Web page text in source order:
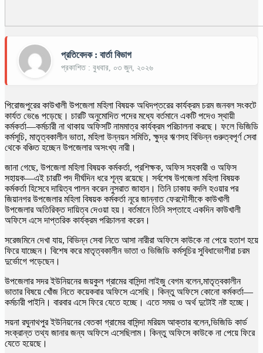
প্রতিবেদক : বার্তা বিভাগ
প্রকাশিত : বুধবার, ০৩ জুন, ২০২৬
পিরোজপুরের কাউখালী উপজেলা মহিলা বিষয়ক অধিদপ্তরের কার্যক্রম চরম জনবল সংকটে
কার্যত ভেঙে পড়েছে। চারটি অনুমোদিত পদের মধ্যে বর্তমানে একটি পদেও স্থায়ী
কর্মকর্তা—কর্মচারী না থাকায় অফিসটি নামমাত্র কার্যক্রম পরিচালনা করছে। ফলে ভিজিডি
কর্মসূচি, মাতৃত্বকালীন ভাতা, মহিলা উন্নয়ন সমিতি, ক্ষুদ্র ঋণসহ বিভিন্ন গুরুত্বপূর্ণ সেবা
থেকে বঞ্চিত হচ্ছেন উপজেলার অসংখ্য নারী।
জানা গেছে, উপজেলা মহিলা বিষয়ক কর্মকর্তা, প্রশিক্ষক, অফিস সহকারী ও অফিস
সহায়ক—এই চারটি পদ দীর্ঘদিন ধরে শূন্য রয়েছে। সর্বশেষ উপজেলা মহিলা বিষয়ক
কর্মকর্তা হিসেবে দায়িত্ব পালন করেন নুসরাত জাহান। তিনি ঢাকায় বদলি হওয়ার পর
জিয়ানগর উপজেলার মহিলা বিষয়ক কর্মকর্তা নূরে জান্নাত ফেরদৌসীকে কাউখালী
উপজেলার অতিরিক্ত দায়িত্ব দেওয়া হয়। বর্তমানে তিনি সপ্তাহে একদিন কাউখালী
অফিসে এসে দাপ্তরিক কার্যক্রম পরিচালনা করেন।
সরেজমিনে দেখা যায়, বিভিন্ন সেবা নিতে আসা নারীরা অফিসে কাউকে না পেয়ে হতাশ হয়ে
ফিরে যাচ্ছেন। বিশেষ করে মাতৃত্বকালীন ভাতা ও ভিজিডি কর্মসূচির সুবিধাভোগীরা চরম
দুর্ভোগে পড়েছেন।
উপজেলার সদর ইউনিয়নের জয়কুল গ্রামের বাসিন্দা লাইজু বেগম বলেন,মাতৃত্বকালীন
ভাতার বিষয়ে খোঁজ নিতে কয়েকবার অফিসে এসেছি। কিন্তু অফিসে কোনো কর্মকর্তা—
কর্মচারী পাইনি। বারবার এসে ফিরে যেতে হচ্ছে। এতে সময় ও অর্থ দুটোই নষ্ট হচ্ছে।
সয়না রঘুনাথপুর ইউনিয়নের বেতকা গ্রামের বাসিন্দা মরিয়ম আক্তার বলেন,ভিজিডি কার্ড
সংক্রান্ত তথ্য জানার জন্য অফিসে এসেছিলাম। কিন্তু অফিসে কাউকে না পেয়ে ফিরে
যেতে হয়েছে।